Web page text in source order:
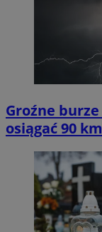
Groźne
osiągać 90